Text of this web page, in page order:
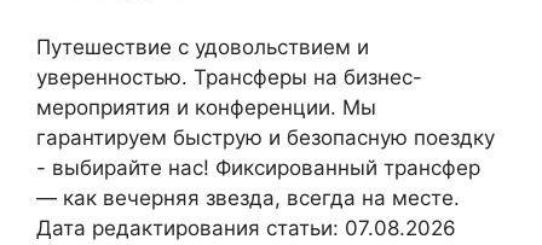
Путешествие с удовольствием и
уверенностью. Трансферы на бизнес-
мероприятия и конференции. Мы
гарантируем быструю и безопасную поездку
- выбирайте нас! Фиксированный трансфер
— как вечерняя звезда, всегда на месте.
Дата редактирования статьи: 07.08.2026